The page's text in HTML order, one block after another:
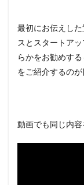
最初にお伝えし
スとスタートア
らかをお勧めす
をご紹介するのが
動画でも同じ内